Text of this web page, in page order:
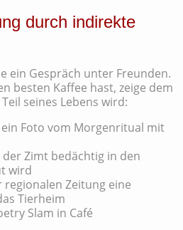
durch indirekte
ein Gespräch unter Freunden.
besten Kaffee hast, zeige dem
seines Lebens wird:
Foto vom Morgenritual mit
Zimt bedächtig in den
wird
Zeitung eine
Tierheim
Slam in Café